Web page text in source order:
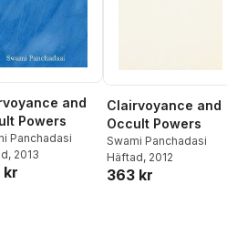
and
Powers
Panchadasi
, 2013
kr
Clairvoyance and
Occult Powers
Swami Panchadasi
Häftad, 2012
363 kr